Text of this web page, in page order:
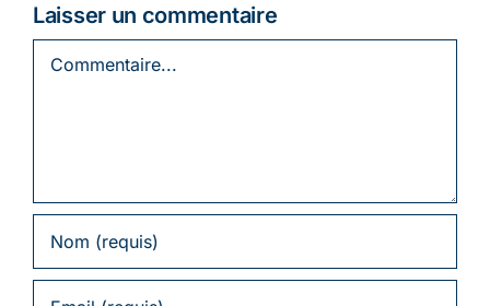
Laisser un commentaire